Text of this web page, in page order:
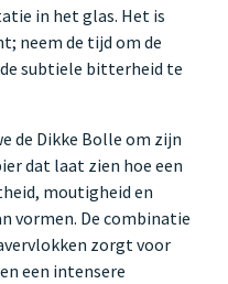
in het glas. Het is
neem de tijd om de
subtiele bitterheid te
de Dikke Bolle om zijn
dat laat zien hoe een
moutigheid en
vormen. De combinatie
zorgt voor
een intensere